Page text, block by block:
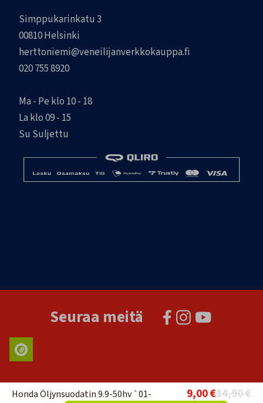
Honda Öljynsuodatin 9.9-50hv `01- 9,00 €14,90 €
Simppukarinkatu 3
00810 Helsinki
herttoniemi@veneilijanverkkokauppa.fi
020 755 8920
Ma - Pe klo 10 - 18
La klo 09 - 15
Su Suljettu
Seuraa meitä